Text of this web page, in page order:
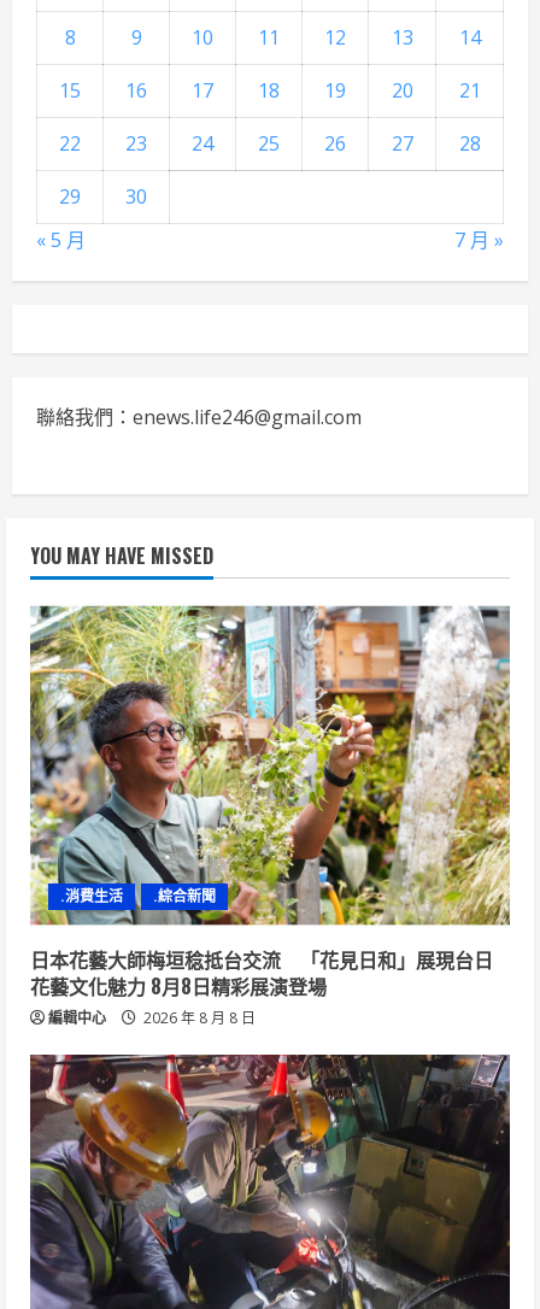
8
9 10 11 12 13
14
15
16 17 18 19 20
21
22
23 24 25 26 27
28
29
30
« 5 月
7 月 »
聯絡我們：enews.life246@gmail.com
YOU MAY HAVE MISSED
.消費生活 .綜合新聞
日本花藝大師梅垣稔抵台交流 「花見日和」展現台日
花藝文化魅力 8月8日精彩展演登場
編輯中心 2026 年 8 月 8 日